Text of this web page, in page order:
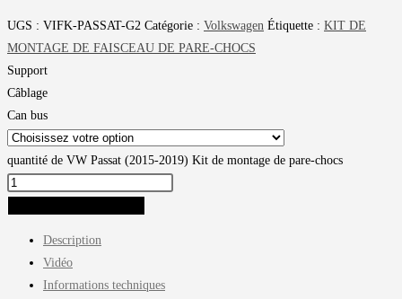
UGS : VIFK-PASSAT-G2 Catégorie : Volkswagen Étiquette : KIT DE
MONTAGE DE FAISCEAU DE PARE-CHOCS
Support
Câblage
Can bus
quantité de VW Passat (2015-2019) Kit de montage de pare-chocs
Description
Vidéo
Informations techniques